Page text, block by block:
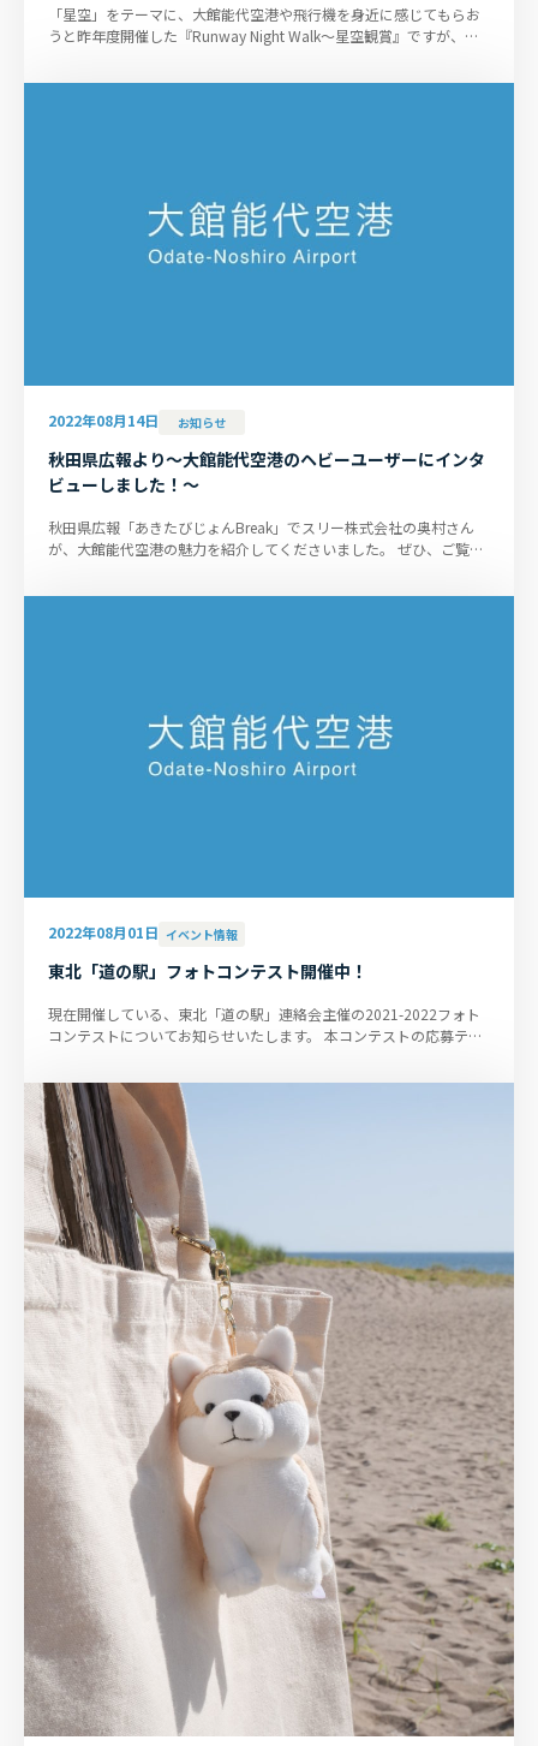
「星空」をテーマに、大館能代空港や飛行機を身近に感じてもらお
うと昨年度開催した『Runway Night Walk～星空観賞』ですが、参
2022年08月14日 お知らせ
秋田県広報より～大館能代空港のヘビーユーザーにインタ
ビューしました！～
秋田県広報「あきたびじょんBreak」でスリー株式会社の奥村さん
が、大館能代空港の魅力を紹介してくださいました。 ぜひ、ご覧く
2022年08月01日 イベント情報
東北「道の駅」フォトコンテスト開催中！
現在開催している、東北「道の駅」連絡会主催の2021-2022フォト
コンテストについてお知らせいたします。 本コンテストの応募テー